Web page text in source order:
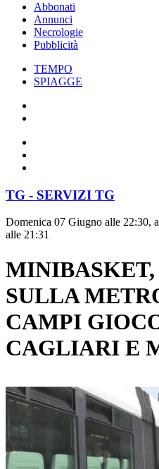
Abbonati
Annunci
Necrologie
Pubblicità
TEMPO
SPIAGGE
TG - SERVIZI TG
Domenica 07 Giugno alle 22:30,
alle 21:31
SULLA
CAMPI
CAGLIARI E